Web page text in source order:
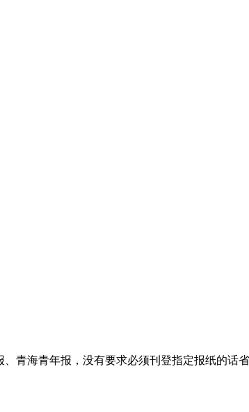
青海青年报，没有要求必须刊登指定报纸的话省